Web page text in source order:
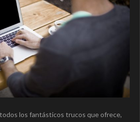
los fantásticos trucos que ofrece,